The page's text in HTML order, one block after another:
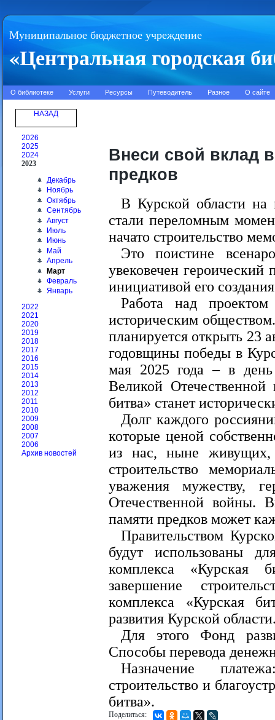
Муниципальное бюджетное учреждение
«Центральная городская
О библиотеке Услуги Ресурсы Путеводитель Разное О сайте
НАЗАД
2026
2025
2024
2023
Декабрь
Ноябрь
Октябрь
Сентябрь
Август
Июль
Июнь
Май
Апрель
Март
Февраль
Январь
2022
2021
2020
2019
2018
2017
2016
2015
2014
2013
2012
2011
2010
2009
2008
2007
2006
Архив новостей
Внеси свой вклад
предков
В Курской области на
стали переломным
начато строительство
Это поистине
увековечен героический
инициативой его
Работа над
историческим
планируется открыть 23
годовщины победы в
мая 2025 года – в
Великой
битва» станет
Долг каждого
которые ценой
из нас, ныне живущих,
строительство
уважения мужеству,
Отечественной войны.
памяти предков может
Правительством
будут использованы
комплекса «Курская
завершение
комплекса «Курская
развития Курской
Для этого Фонд
Способы перевода
Назначение
строительство и
битва».
Поделиться: